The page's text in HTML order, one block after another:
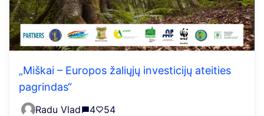
„Miškai – Europos žaliųjų investicijų ateities
pagrindas“
Radu Vlad 4 54